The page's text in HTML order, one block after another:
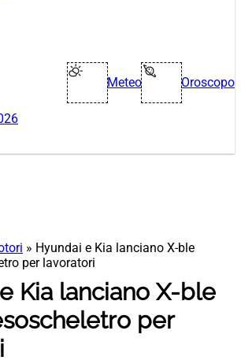
Meteo Oroscopo
» Hyundai e Kia lanciano X-ble
per lavoratori
Kia lanciano X-ble
per